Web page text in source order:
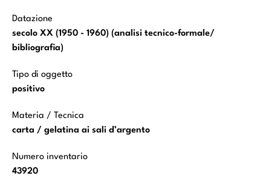
Datazione
secolo XX (1950 - 1960) (analisi tecnico-formale/
bibliografia)
Tipo di oggetto
positivo
Materia / Tecnica
carta / gelatina ai sali d’argento
Numero inventario
43920